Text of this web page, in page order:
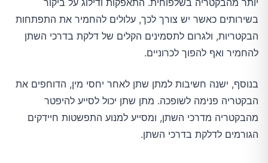
יותר מהבקטריה בשלפוחית. התאפקות ודילוג על ביקור
בשירותים כאשר יש צורך לכך, עלולים להחמיר את התפתחות
הבקטריות, ולגרום לתסמינים הקלים של דלקת בדרכי השתן
להחמיר ואף להפוך לכרוניים.
בנוסף, ישנה חשיבות למתן שתן לאחר יחסי מין, הדוחפים את
הבקטריה פנימה לשופכה. מתן שתן יכול לסייע להיפטר
מהבקטריה מדרכי השתן, ומסייע למנוע התפשטות חיידקים
הגורמים לדלקת בדרכי השתן.